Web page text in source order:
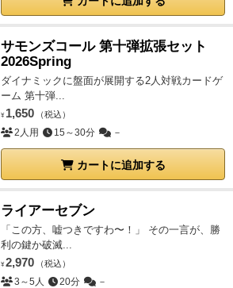
サモンズコール 第十弾拡張セット
2026Spring
ダイナミックに盤面が展開する2人対戦カードゲ
ーム 第十弾...
¥ 1,650 （税込）
2人用 15～30分 －
カートに追加する
ライアーセブン
「この方、嘘つきですわ〜！」 その一言が、勝
利の鍵か破滅...
¥ 2,970 （税込）
3～5人 20分 －